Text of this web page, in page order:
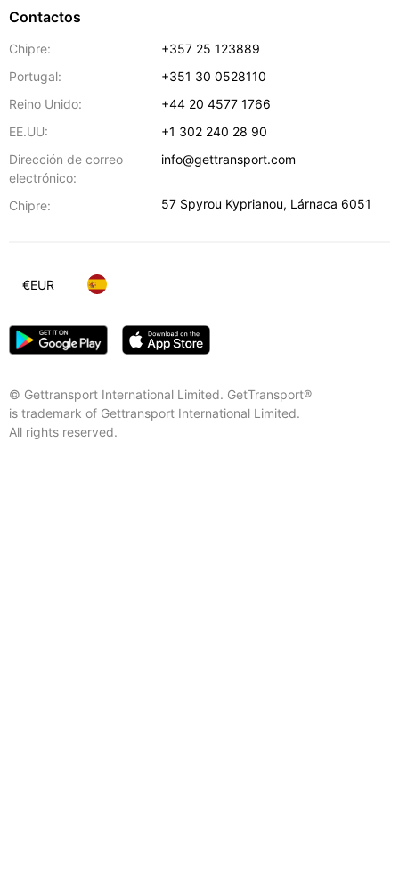
Contactos
Chipre:
+357 25 123889
Portugal:
+351 30 0528110
Reino Unido:
+44 20 4577 1766
EE.UU:
+1 302 240 28 90
Dirección de correo
electrónico:
info@gettransport.com
Chipre: 57 Spyrou Kyprianou, Lárnaca 6051
© Gettransport International Limited. GetTransport®
is trademark of Gettransport International Limited.
All rights reserved.
€EUR